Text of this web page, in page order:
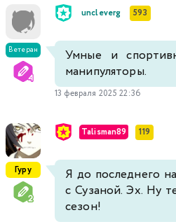
Ветеран
uncleverg 593
Умные и
манипуляторы.
13 февраля 2025 22:36
Гуру
Talisman89 119
Я до последнего
с Сузаной. Эх. Ну
сезон!